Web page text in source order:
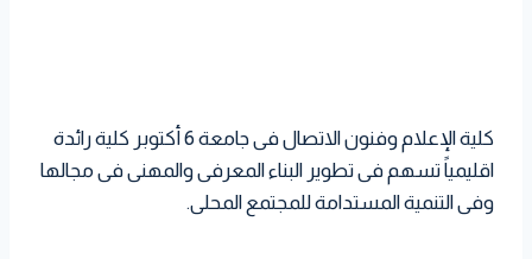
كلية الإعلام وفنون الاتصال فى جامعة 6 أكتوبر كلية رائدة
اقليمياً تسهم فى تطوير البناء المعرفى والمهنى فى مجالها
وفى التنمية المستدامة للمجتمع المحلى.